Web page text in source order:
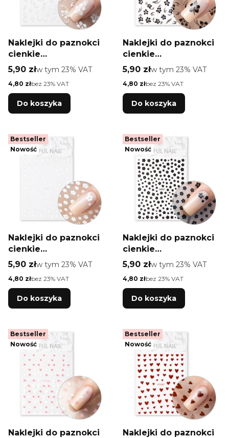
Naklejki do paznokci
cienkie
samoprzylepne
kwiatki SWA20 białe
Cena brutto
5,90 złw tym %s VAT
w tym 23% VAT
Cena netto
4,80 złbez 23% VAT
Do koszyka
Naklejki do paznokci
cienkie
samoprzylepne
kwiatki SWA20 czarne
Cena brutto
5,90 złw tym %s VAT
w tym 23% VAT
Cena netto
4,80 złbez 23% VAT
Do koszyka
Bestseller
Nowość
Naklejki do paznokci
cienkie
samoprzylepne
kwiatki SWA17 białe
Cena brutto
5,90 złw tym %s VAT
w tym 23% VAT
Cena netto
4,80 złbez 23% VAT
Do koszyka
Bestseller
Nowość
Naklejki do paznokci
cienkie
samoprzylepne
kwiatki SWA17 czarne
Cena brutto
5,90 złw tym %s VAT
w tym 23% VAT
Cena netto
4,80 złbez 23% VAT
Do koszyka
Bestseller
Nowość
Naklejki do paznokci
Bestseller
Nowość
Naklejki do paznokci